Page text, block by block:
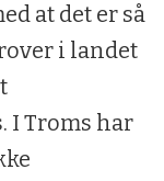
at det er så
i landet
I Troms har